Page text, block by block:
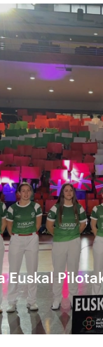
Euskal